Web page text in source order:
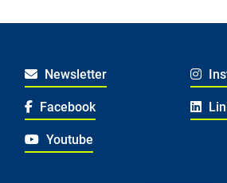
Newsletter
Facebook
Youtube